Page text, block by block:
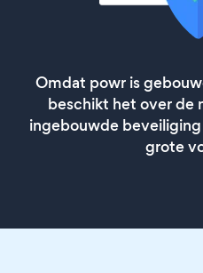
Omdat powr is
beschikt het over de
ingebouwde
grote